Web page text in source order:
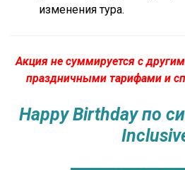
изменения тура.
Акция не суммируется с
праздничными тарифами и
Happy Birthday по